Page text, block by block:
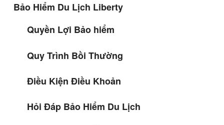
Bảo Hiểm Du Lịch Liberty
Quyền Lợi Bảo hiểm
Quy Trình Bồi Thường
Điều Kiện Điều Khoản
Hỏi Đáp Bảo Hiểm Du Lịch